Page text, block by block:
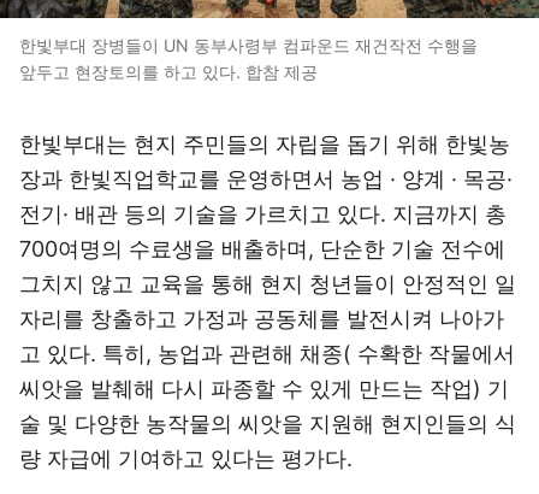
한빛부대 장병들이 UN 동부사령부 컴파운드 재건작전 수행을
앞두고 현장토의를 하고 있다. 합참 제공
한빛부대는 현지 주민들의 자립을 돕기 위해 한빛농
장과 한빛직업학교를 운영하면서 농업 · 양계 · 목공·
전기· 배관 등의 기술을 가르치고 있다. 지금까지 총
700여명의 수료생을 배출하며, 단순한 기술 전수에
그치지 않고 교육을 통해 현지 청년들이 안정적인 일
자리를 창출하고 가정과 공동체를 발전시켜 나아가
고 있다. 특히, 농업과 관련해 채종( 수확한 작물에서
씨앗을 발췌해 다시 파종할 수 있게 만드는 작업) 기
술 및 다양한 농작물의 씨앗을 지원해 현지인들의 식
량 자급에 기여하고 있다는 평가다.